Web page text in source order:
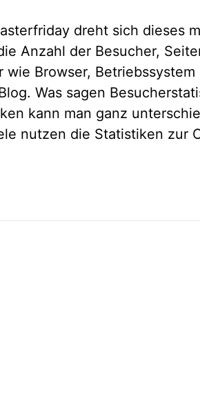
dreht sich dieses
Anzahl der Besucher,
wie Browser, Betriebssystem
Was sagen
kann man ganz
nutzen die Statistiken zur